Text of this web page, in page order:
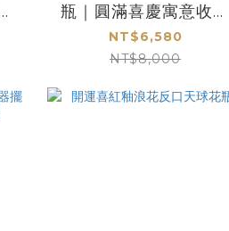
瓶｜圓滿喜慶寓意收藏
新婚喬遷送禮首選
NT$6,580
NT$8,000